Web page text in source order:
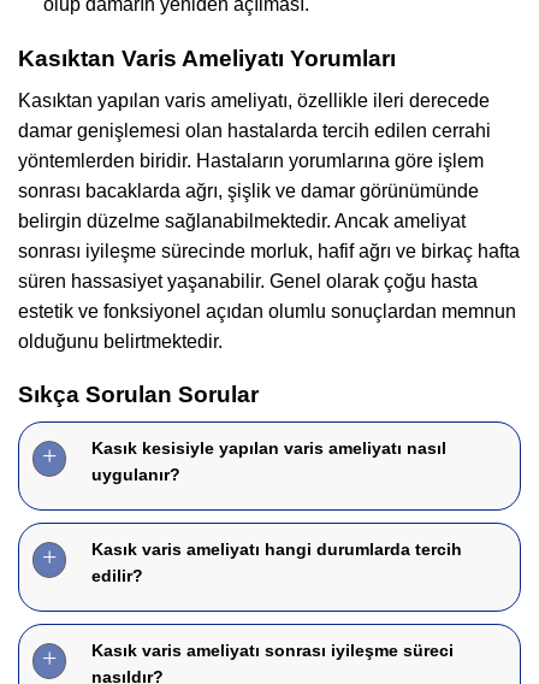
olup damarın yeniden açılması.
Kasıktan Varis Ameliyatı Yorumları
Kasıktan yapılan varis ameliyatı, özellikle ileri derecede
damar genişlemesi olan hastalarda tercih edilen cerrahi
yöntemlerden biridir. Hastaların yorumlarına göre işlem
sonrası bacaklarda ağrı, şişlik ve damar görünümünde
belirgin düzelme sağlanabilmektedir. Ancak ameliyat
sonrası iyileşme sürecinde morluk, hafif ağrı ve birkaç hafta
süren hassasiyet yaşanabilir. Genel olarak çoğu hasta
estetik ve fonksiyonel açıdan olumlu sonuçlardan memnun
olduğunu belirtmektedir.
Sıkça Sorulan Sorular
Kasık kesisiyle yapılan varis ameliyatı nasıl
uygulanır?
Kasık varis ameliyatı hangi durumlarda tercih
edilir?
Kasık varis ameliyatı sonrası iyileşme süreci
nasıldır?